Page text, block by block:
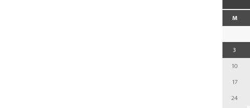
M
3
10
17
24